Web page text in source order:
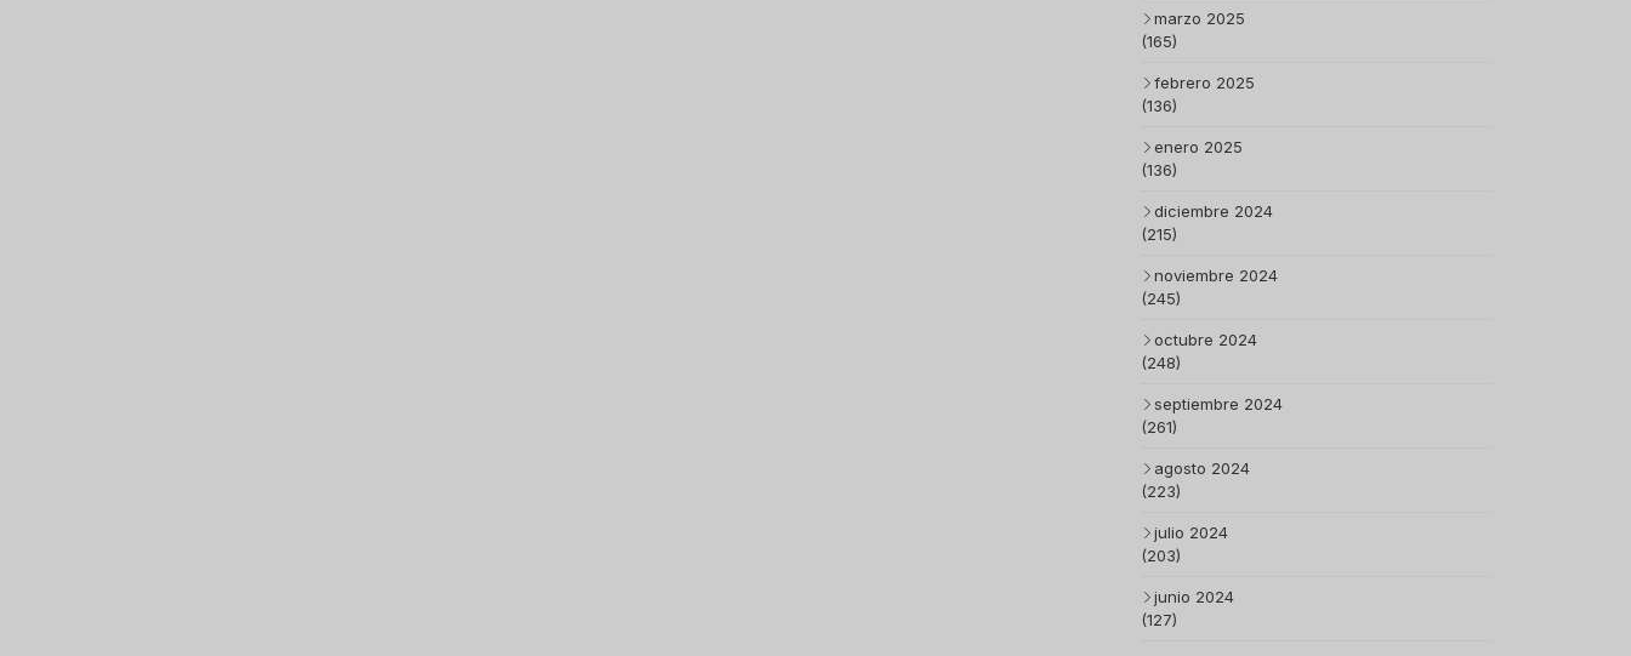
marzo 2025
(165)
febrero 2025
(136)
enero 2025
(136)
diciembre 2024
(215)
noviembre 2024
(245)
octubre 2024
(248)
septiembre 2024
(261)
agosto 2024
(223)
julio 2024
(203)
junio 2024
(127)